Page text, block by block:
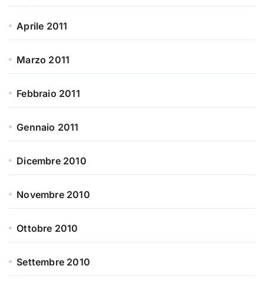
Aprile 2011
Marzo 2011
Febbraio 2011
Gennaio 2011
Dicembre 2010
Novembre 2010
Ottobre 2010
Settembre 2010